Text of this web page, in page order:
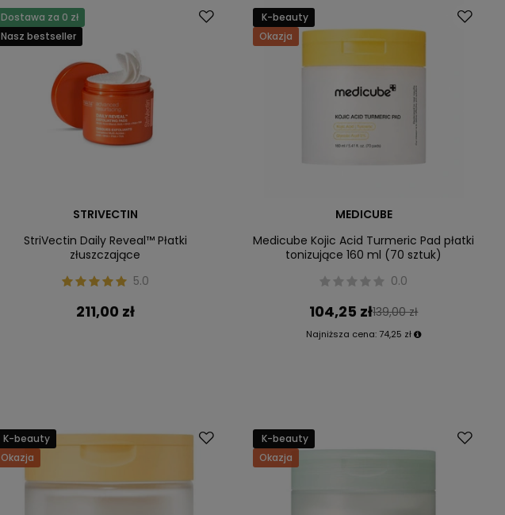
Dostawa za 0 zł
Nasz bestseller
STRIVECTIN
StriVectin Daily Reveal™ Płatki
złuszczające
5.0
211,00 zł
K-beauty
Okazja
MEDICUBE
Medicube Kojic Acid Turmeric Pad płatki
tonizujące 160 ml (70 sztuk)
0.0
104,25 zł139,00 zł
Najniższa cena: 74,25 zł
K-beauty
Okazja
K-beauty
Okazja